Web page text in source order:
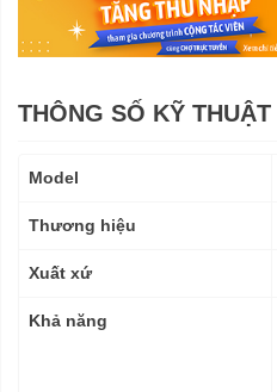
THÔNG SỐ KỸ THUẬT
kỹ
Model
Thương hiệu
Xuất xứ
Khả năng